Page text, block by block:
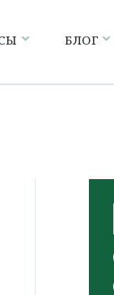
БЛОГ